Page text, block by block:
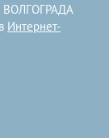
Интернет-